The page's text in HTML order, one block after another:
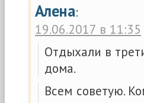
Алена:
19.06.2017 в 11:35
Отдыхали в
дома.
Всем советую.